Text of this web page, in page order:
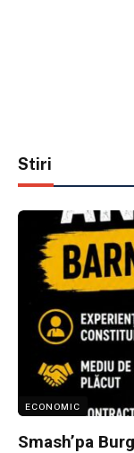
Stiri
ECONOMIC
Smash’pa